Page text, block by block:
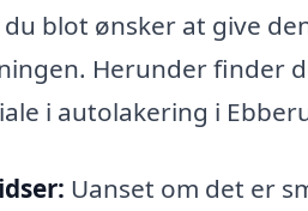
blot ønsker at give
Herunder finder
i autolakering i
Uanset om det er